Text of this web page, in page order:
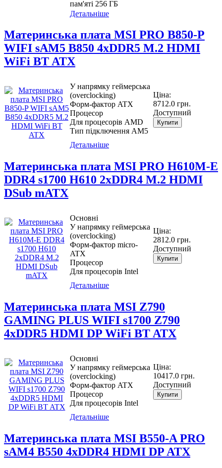
пам'яті 256 ГБ
Детальніше
Материнcька плата MSI PRO B850-P
WIFI sAM5 B850 4xDDR5 M.2 HDMI
WiFi BT ATX
У напрямку геймерська
(overclocking)
Форм-фактор ATX
Процесор
Для процесорів AMD
Тип підключення AM5
Ціна:
8712.0 грн.
Доступний
Купити
Детальніше
Материнcька плата MSI PRO H610M-E
DDR4 s1700 H610 2xDDR4 M.2 HDMI
DSub mATX
Основні
У напрямку геймерська
(overclocking)
Форм-фактор micro-
ATX
Процесор
Для процесорів Intel
Ціна:
2812.0 грн.
Доступний
Купити
Детальніше
Материнcька плата MSI Z790
GAMING PLUS WIFI s1700 Z790
4xDDR5 HDMI DP WiFi BT ATX
Основні
У напрямку геймерська
(overclocking)
Форм-фактор ATX
Процесор
Для процесорів Intel
Ціна:
10417.0 грн.
Доступний
Купити
Детальніше
Материнcька плата MSI B550-A PRO
sAM4 B550 4xDDR4 HDMI DP ATX